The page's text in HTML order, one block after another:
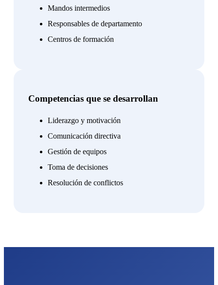
Mandos intermedios
Responsables de departamento
Centros de formación
Competencias que se desarrollan
Liderazgo y motivación
Comunicación directiva
Gestión de equipos
Toma de decisiones
Resolución de conflictos